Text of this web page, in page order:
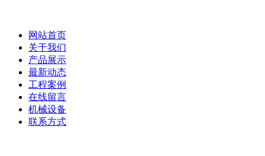
网站首页
关于我们
产品展示
最新动态
工程案例
在线留言
机械设备
联系方式